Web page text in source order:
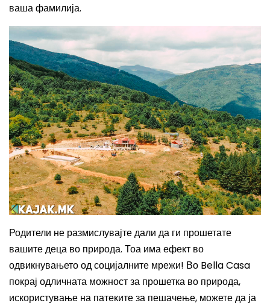
ваша фамилија.
Родители не размислувајте дали да ги прошетате
вашите деца во природа. Тоа има ефект во
одвикнувањето од социјалните мрежи! Во Bella Casa
покрај одличната можност за прошетка во природа,
искористување на патеките за пешачење, можете да ја